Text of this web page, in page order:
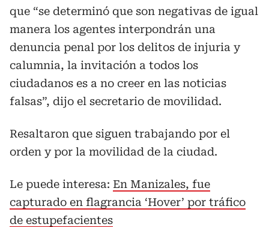
que “se determinó que son negativas de igual
manera los agentes interpondrán una
denuncia penal por los delitos de injuria y
calumnia, la invitación a todos los
ciudadanos es a no creer en las noticias
falsas”, dijo el secretario de movilidad.
Resaltaron que siguen trabajando por el
orden y por la movilidad de la ciudad.
Le puede interesa: En Manizales, fue
capturado en flagrancia ‘Hover’ por tráfico
de estupefacientes